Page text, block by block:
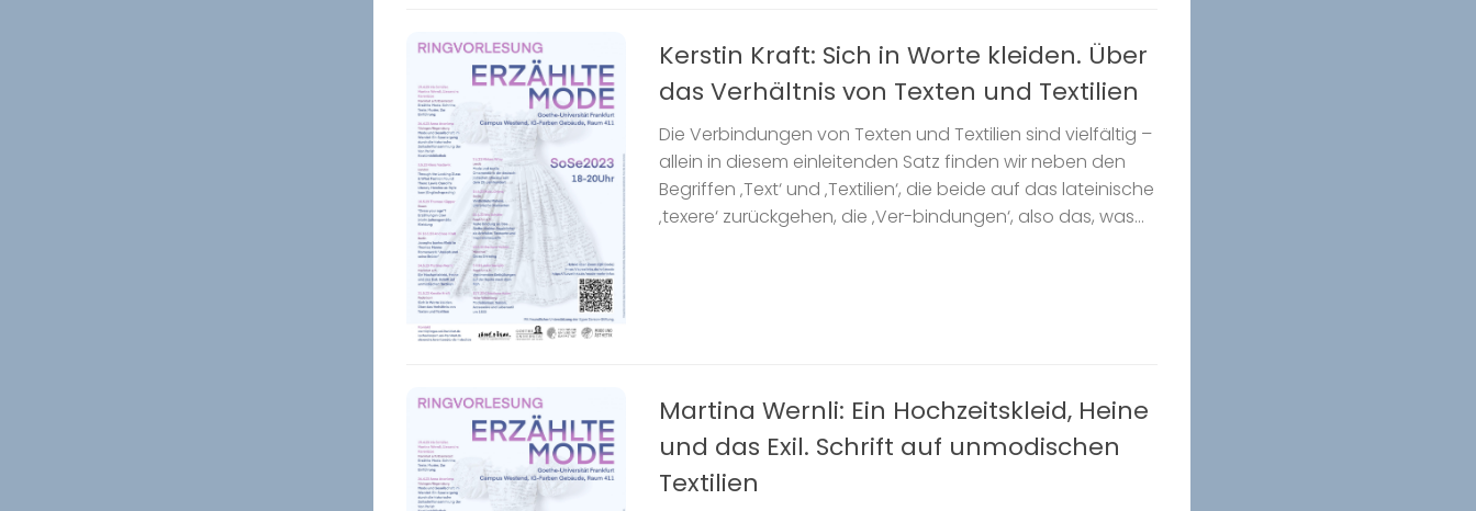
Kerstin Kraft: Sich in Worte kleiden. Über
das Verhältnis von Texten und Textilien
Die Verbindungen von Texten und Textilien sind vielfältig –
allein in diesem einleitenden Satz finden wir neben den
Begriffen ‚Text‘ und ‚Textilien‘, die beide auf das lateinische
‚texere‘ zurückgehen, die ‚Ver-bindungen‘, also das, was...
Martina Wernli: Ein Hochzeitskleid, Heine
und das Exil. Schrift auf unmodischen
Textilien